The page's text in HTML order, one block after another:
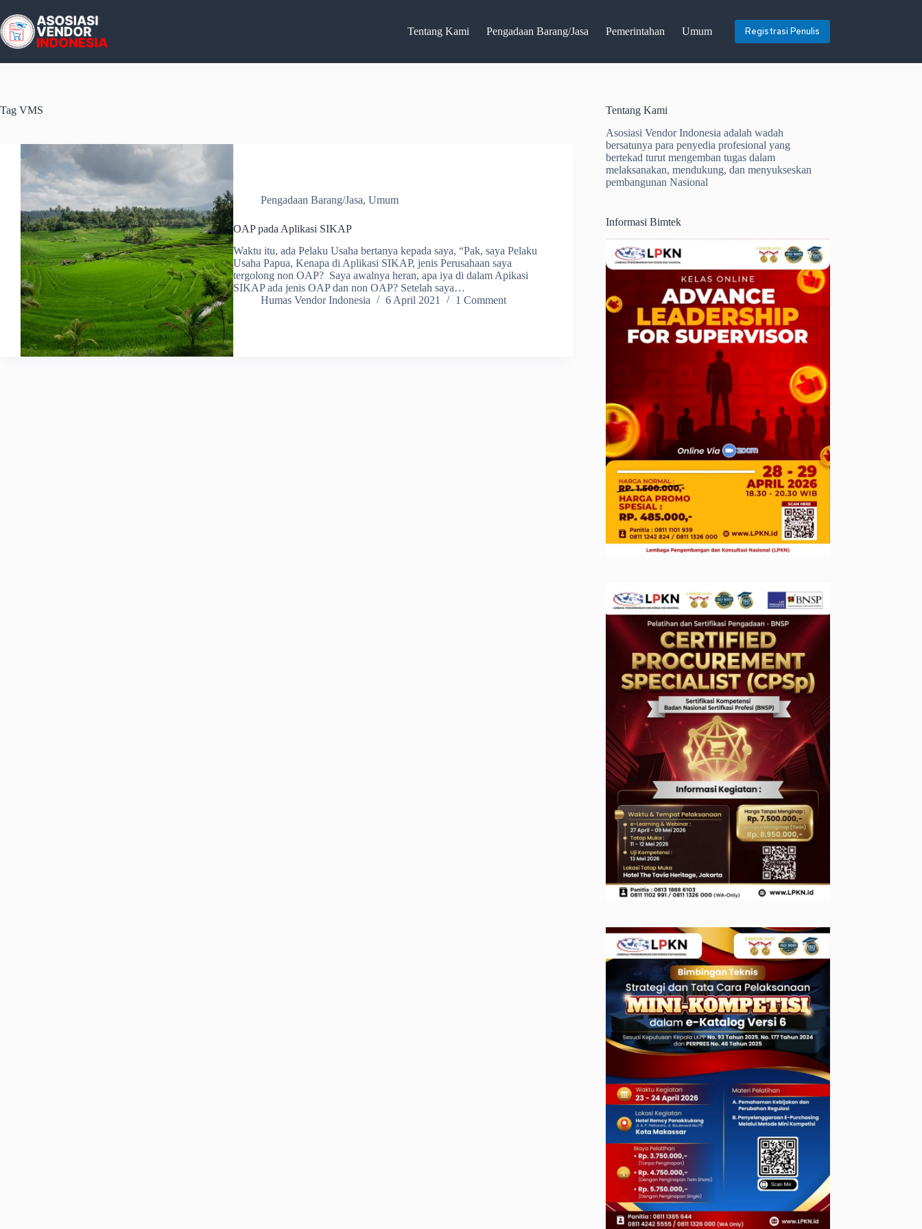
to
content
Tentang Kami Pengadaan Barang/Jasa Pemerintahan Umum Registrasi Penulis
Tag VMS
Pengadaan Barang/Jasa, Umum
OAP pada Aplikasi SIKAP
Waktu itu, ada Pelaku Usaha bertanya kepada saya, “Pak, saya Pelaku
Usaha Papua, Kenapa di Aplikasi SIKAP, jenis Perusahaan saya
tergolong non OAP? Saya awalnya heran, apa iya di dalam Apikasi
SIKAP ada jenis OAP dan non OAP? Setelah saya…
Humas Vendor Indonesia
6 April 2021 1 Comment
Tentang Kami
Asosiasi Vendor Indonesia adalah wadah
bersatunya para penyedia profesional yang
bertekad turut mengemban tugas dalam
melaksanakan, mendukung, dan menyukseskan
pembangunan Nasional
Informasi Bimtek